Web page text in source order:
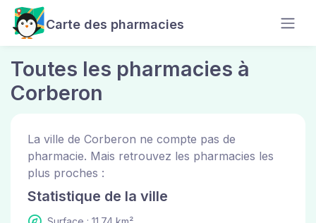
Carte des pharmacies
Toutes les pharmacies à
Corberon
La ville de Corberon ne compte pas de
pharmacie. Mais retrouvez les pharmacies les
plus proches :
Statistique de la ville